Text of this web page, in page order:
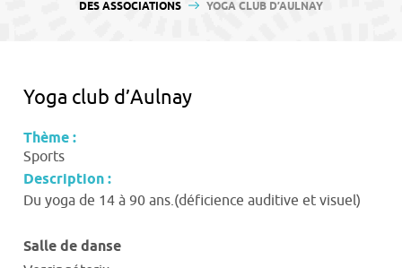
DES ASSOCIATIONS
YOGA CLUB D’AULNAY
Yoga club d’Aulnay
Thème :
Sports
Description :
Du yoga de 14 à 90 ans.(déficience auditive et visuel)
Salle de danse